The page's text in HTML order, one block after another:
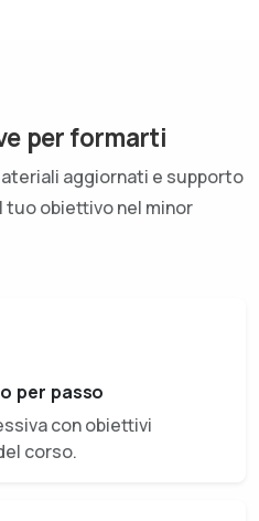
per formarti
aggiornati e supporto
obiettivo nel minor
per passo
con obiettivi
corso.